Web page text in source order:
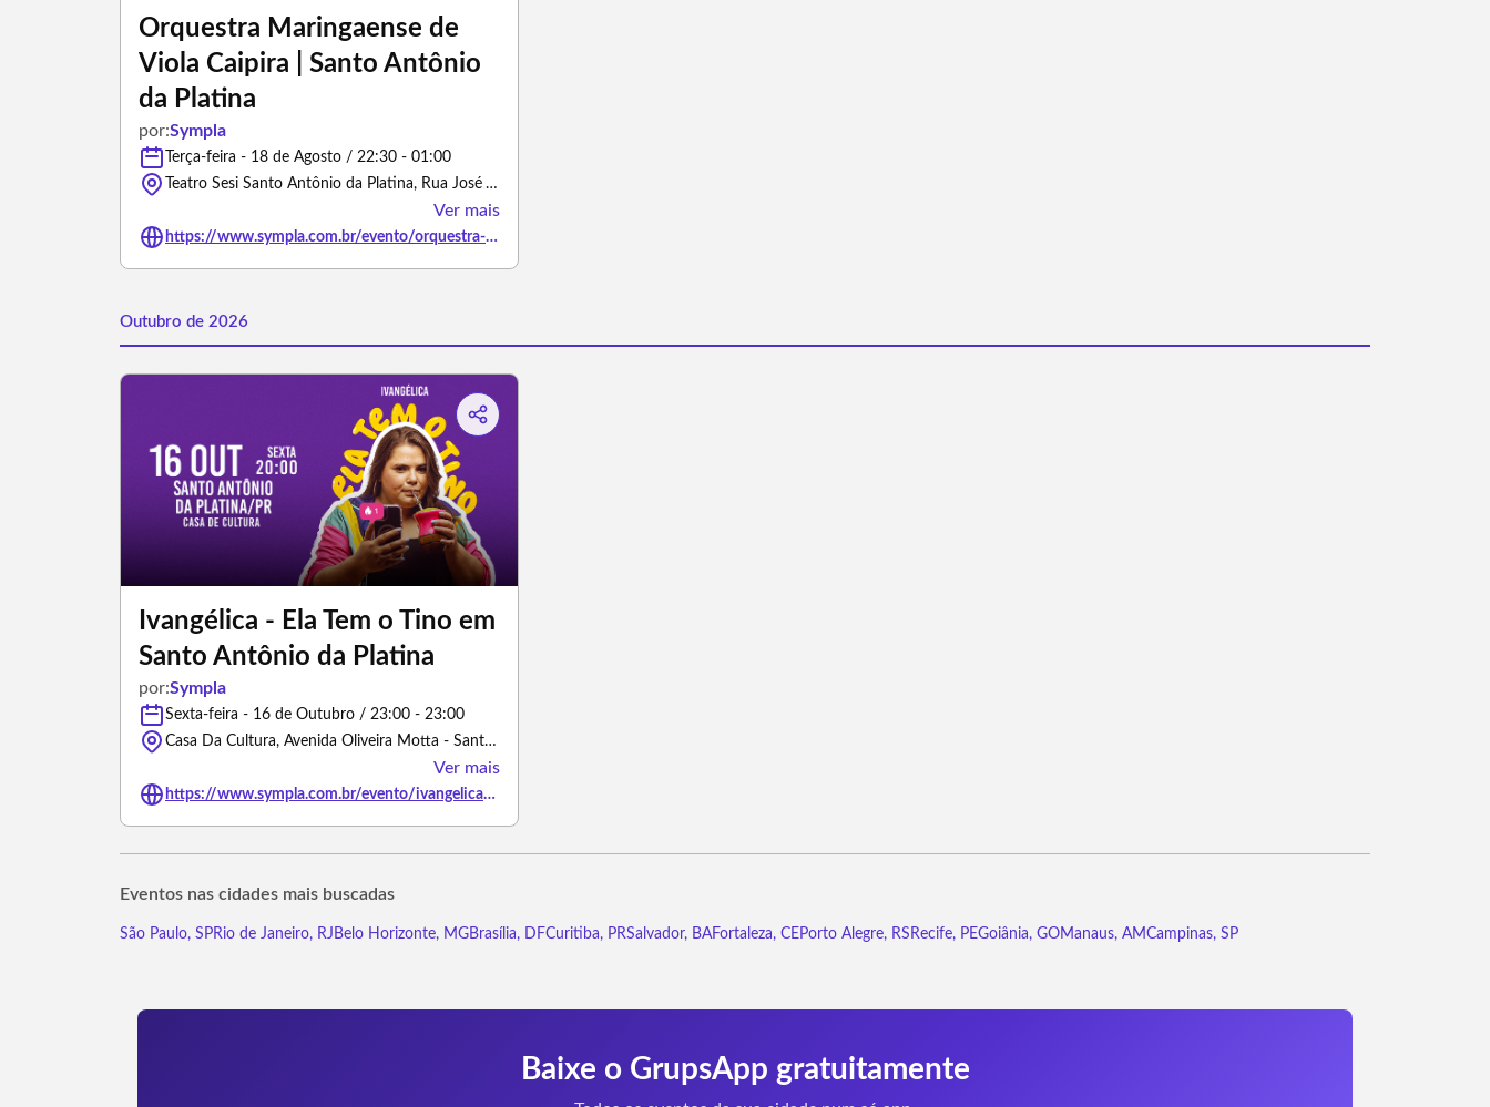
Orquestra Maringaense de
Viola Caipira | Santo Antônio
da Platina
por:Sympla
Terça-feira - 18 de Agosto / 22:30 - 01:00
Teatro Sesi Santo Antônio da Platina, Rua José Viêira Gusmão - Santo Antônio da Platina/Paraná
Ver mais
https://www.sympla.com.br/evento/orquestra-maringaense-de-viola-caipira-santo-antonio-da-platina/3494304
Outubro de 2026
Ivangélica - Ela Tem o Tino em
Santo Antônio da Platina
por:Sympla
Sexta-feira - 16 de Outubro / 23:00 - 23:00
Casa Da Cultura, Avenida Oliveira Motta - Santo Antônio da Platina/Paraná
Ver mais
https://www.sympla.com.br/evento/ivangelica-ela-tem-o-tino-em-santo-antonio-da-platina/3485550
Eventos nas cidades mais buscadas
São Paulo, SPRio de Janeiro, RJ Belo Horizonte, MGBrasília, DFCuritiba, PRSalvador, BAFortaleza, CEPorto Alegre, RS Recife, PEGoiânia, GOManaus, AMCampinas, SP
Baixe o GrupsApp gratuitamente